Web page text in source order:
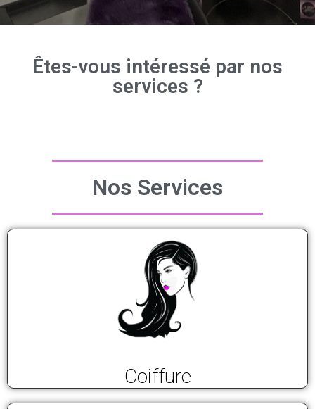
Êtes-vous intéressé par nos
services ?
Nos Services
Coiffure